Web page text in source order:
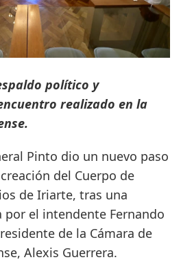
político y
realizado en la
Pinto dio un nuevo paso
del Cuerpo de
de Iriarte, tras una
por el intendente Fernando
de la Cámara de
Alexis Guerrera.